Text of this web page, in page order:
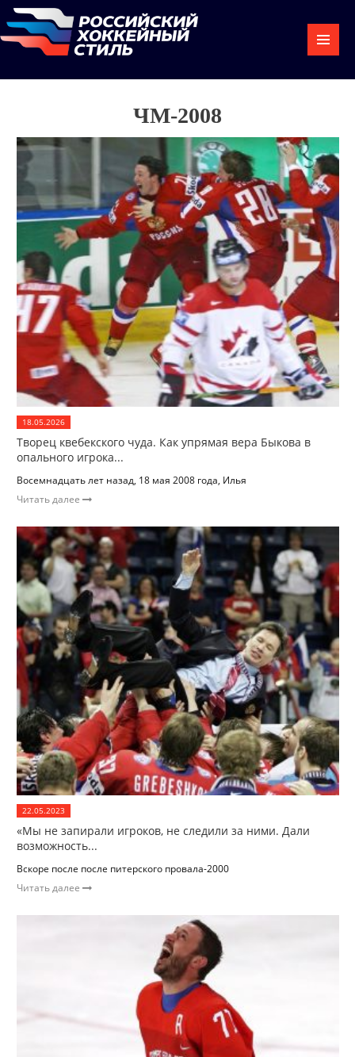
ЧМ-2008
18.05.2026
Творец квебекского чуда. Как упрямая вера Быкова в
опального игрока...
Восемнадцать лет назад, 18 мая 2008 года, Илья
Читать далее
22.05.2023
«Мы не запирали игроков, не следили за ними. Дали
возможность...
Вскоре после после питерского провала-2000
Читать далее